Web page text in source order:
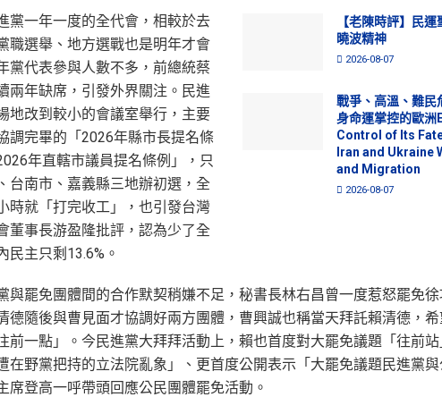
【老陳時評】民
曉波精神
2026-08-07
戰爭、高溫、難民
身命運掌控的歐洲
Control of Its
Iran and Ukraine
and Migration
2026-08-07
黨一年一度的全代會，相較於去
職選舉、地方選戰也是明年才會
黨代表參與人數不多，前總統蔡
兩年缺席，引發外界關注。民進
地改到較小的會議室舉行，主要
調完畢的「2026年縣市長提名條
年直轄市議員提名條例」，只
台南市、嘉義縣三地辦初選，全
時就「打完收工」，也引發台灣
董事長游盈隆批評，認為少了全
民主只剩13.6%。
與罷免團體間的合作默契稍嫌不足，秘書長林右昌曾一度惹怒罷免
德隨後與曹見面才協調好兩方團體，曹興誠也稱當天拜託賴清德，
前一點」。今民進黨大拜拜活動上，賴也首度對大罷免議題「往前
在野黨把持的立法院亂象」、更首度公開表示「大罷免議題民進黨與
席登高一呼帶頭回應公民團體罷免活動。